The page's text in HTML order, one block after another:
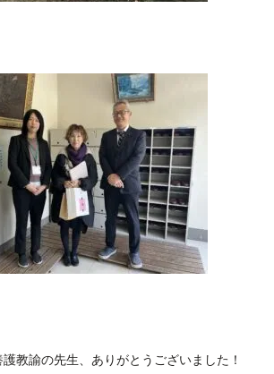
教諭の先生、ありがとうございました！